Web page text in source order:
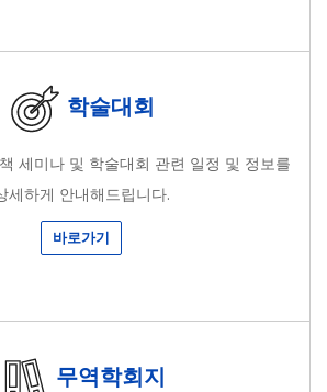
학술대회
세미나 및 학술대회 관련 일정 및 정보를
세하게 안내해드립니다.
바로가기
무역학회지